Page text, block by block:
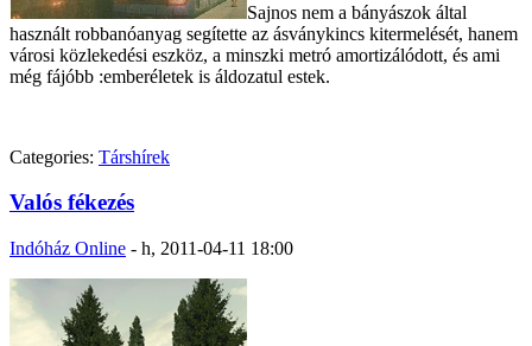
Sajnos nem a bányászok által
használt robbanóanyag segítette az ásványkincs kitermelését, hanem
városi közlekedési eszköz, a minszki metró amortizálódott, és ami
még fájóbb :emberéletek is áldozatul estek.
Categories: Társhírek
Valós fékezés
Indóház Online - h, 2011-04-11 18:00